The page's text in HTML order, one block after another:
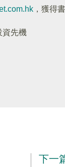
，獲得
資先機
下一